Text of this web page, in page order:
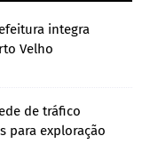
integra
Velho
de tráfico
para exploração